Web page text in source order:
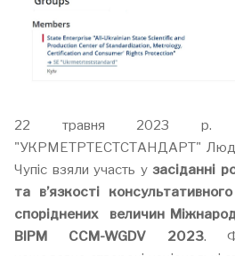
22 травня 2023 р.
"УКРМЕТРТЕСТСТАНДАРТ"
Чупіс взяли участь у засіданні
та в’язкості
споріднених величин
BIPM CCM-WGDV 2023.